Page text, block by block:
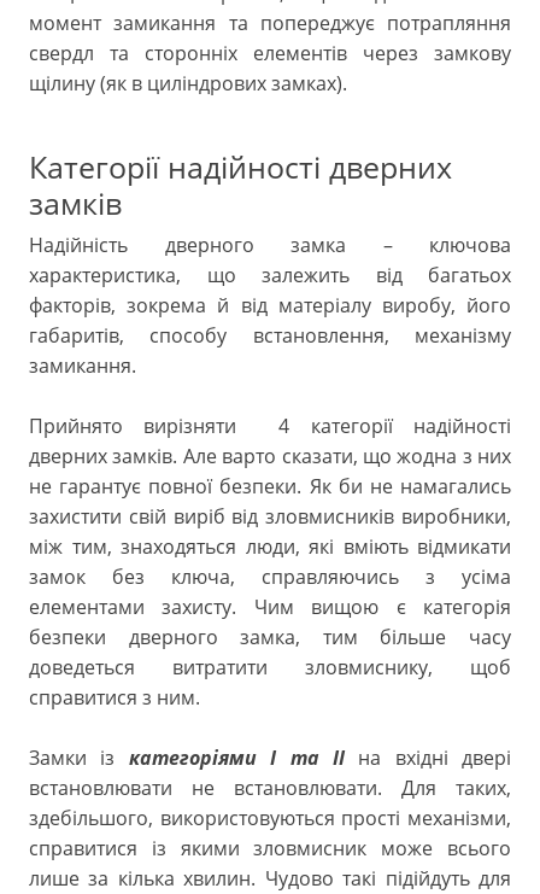
момент замикання та попереджує потрапляння
свердл та сторонніх елементів через замкову
щілину (як в циліндрових замках).
Категорії надійності дверних
замків
Надійність дверного замка – ключова
характеристика, що залежить від багатьох
факторів, зокрема й від матеріалу виробу, його
габаритів, способу встановлення, механізму
замикання.
Прийнято вирізняти 4 категорії надійності
дверних замків. Але варто сказати, що жодна з них
не гарантує повної безпеки. Як би не намагались
захистити свій виріб від зловмисників виробники,
між тим, знаходяться люди, які вміють відмикати
замок без ключа, справляючись з усіма
елементами захисту. Чим вищою є категорія
безпеки дверного замка, тим більше часу
доведеться витратити зловмиснику, щоб
справитися з ним.
Замки із категоріями I та IIна вхідні двері
встановлювати не встановлювати. Для таких,
здебільшого, використовуються прості механізми,
справитися із якими зловмисник може всього
лише за кілька хвилин. Чудово такі підійдуть для